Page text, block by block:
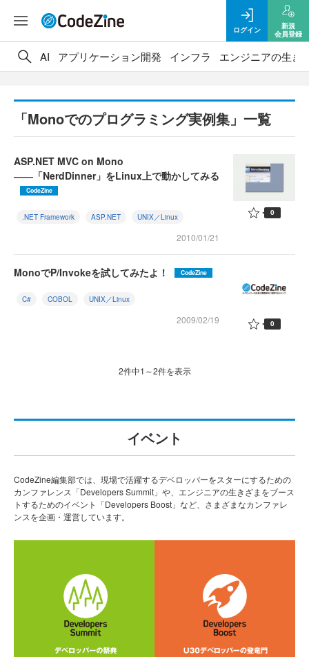
ログイン
新規
会員登録
AI アプリケーション開発 インフラ エンジニアの生き
「Monoでのプログラミング実例集」一覧
ASP.NET MVC on Mono
――「NerdDinner」をLinux上で動かしてみる
CodeZine
.NET Framework ASP.NET UNIX／Linux
2010/01/21
0
MonoでP/Invokeを試してみたよ！ CodeZine
C# COBOL UNIX／Linux
2009/02/19 0
2件中1～2件を表示
イベント
CodeZine編集部では、現場で活躍するデベロッパーをスターにするための
カンファレンス「Developers Summit」や、エンジニアの生きざまをブース
トするためのイベント「Developers Boost」など、さまざまなカンファレ
ンスを企画・運営しています。